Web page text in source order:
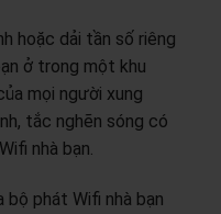
hoặc dải tần số riêng
ở trong một khu
mọi người xung
tắc nghẽn sóng có
nhà bạn.
bộ phát Wifi nhà bạn